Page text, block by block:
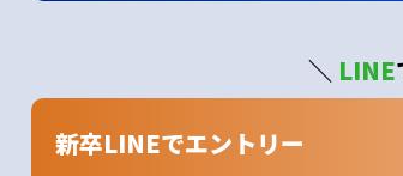
＼ LINE
新卒LINEでエントリー